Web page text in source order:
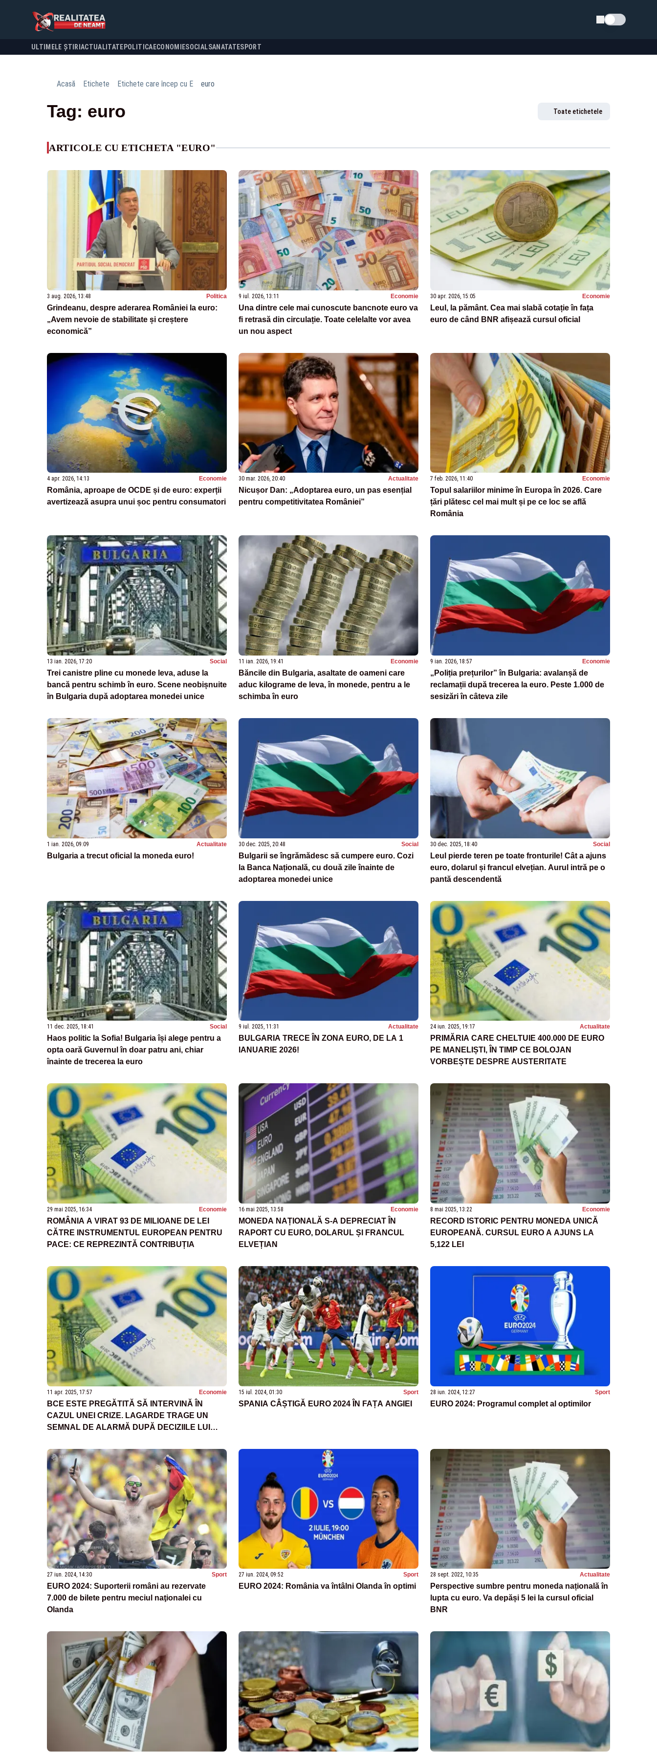
Schimba tema
ULTIMELE ȘTIRI ACTUALITATE POLITICA ECONOMIESOCIALSANATATESPORT
Acasă Etichete Etichete care încep cu E euro
Tag: euro Toate etichetele
ARTICOLE CU ETICHETA "EURO"
3 aug. 2026, 13:48 Politica
Grindeanu, despre aderarea României la euro:
„Avem nevoie de stabilitate și creștere
economică”
9 iul. 2026, 13:11 Economie
Una dintre cele mai cunoscute bancnote euro va
fi retrasă din circulație. Toate celelalte vor avea
un nou aspect
30 apr. 2026, 15:05 Economie
Leul, la pământ. Cea mai slabă cotație în fața
euro de când BNR afișează cursul oficial
4 apr. 2026, 14:13 Economie
România, aproape de OCDE și de euro: experții
avertizează asupra unui șoc pentru consumatori
30 mar. 2026, 20:40 Actualitate
Nicușor Dan: „Adoptarea euro, un pas esențial
pentru competitivitatea României”
7 feb. 2026, 11:40 Economie
Topul salariilor minime în Europa în 2026. Care
țări plătesc cel mai mult și pe ce loc se află
România
13 ian. 2026, 17:20 Social
Trei canistre pline cu monede leva, aduse la
bancă pentru schimb în euro. Scene neobișnuite
în Bulgaria după adoptarea monedei unice
11 ian. 2026, 19:41 Economie
Băncile din Bulgaria, asaltate de oameni care
aduc kilograme de leva, în monede, pentru a le
schimba în euro
9 ian. 2026, 18:57 Economie
„Poliția prețurilor” în Bulgaria: avalanșă de
reclamații după trecerea la euro. Peste 1.000 de
sesizări în câteva zile
1 ian. 2026, 09:09 Actualitate
Bulgaria a trecut oficial la moneda euro!
30 dec. 2025, 20:48 Social
Bulgarii se îngrămădesc să cumpere euro. Cozi
la Banca Națională, cu două zile înainte de
adoptarea monedei unice
30 dec. 2025, 18:40 Social
Leul pierde teren pe toate fronturile! Cât a ajuns
euro, dolarul și francul elvețian. Aurul intră pe o
pantă descendentă
11 dec. 2025, 18:41 Social
Haos politic la Sofia! Bulgaria își alege pentru a
opta oară Guvernul în doar patru ani, chiar
înainte de trecerea la euro
9 iul. 2025, 11:31 Actualitate
BULGARIA TRECE ÎN ZONA EURO, DE LA 1
IANUARIE 2026!
24 iun. 2025, 19:17 Actualitate
PRIMĂRIA CARE CHELTUIE 400.000 DE EURO
PE MANELIȘTI, ÎN TIMP CE BOLOJAN
VORBEȘTE DESPRE AUSTERITATE
29 mai 2025, 16:34 Economie
ROMÂNIA A VIRAT 93 DE MILIOANE DE LEI
CĂTRE INSTRUMENTUL EUROPEAN PENTRU
PACE: CE REPREZINTĂ CONTRIBUȚIA
16 mai 2025, 13:58 Economie
MONEDA NAȚIONALĂ S-A DEPRECIAT ÎN
RAPORT CU EURO, DOLARUL ȘI FRANCUL
ELVEȚIAN
8 mai 2025, 13:22 Economie
RECORD ISTORIC PENTRU MONEDA UNICĂ
EUROPEANĂ. CURSUL EURO A AJUNS LA
5,122 LEI
11 apr. 2025, 17:57 Economie
BCE ESTE PREGĂTITĂ SĂ INTERVINĂ ÎN
CAZUL UNEI CRIZE. LAGARDE TRAGE UN
SEMNAL DE ALARMĂ DUPĂ DECIZIILE LUI
15 iul. 2024, 01:30 Sport
SPANIA CÂȘTIGĂ EURO 2024 ÎN FAȚA ANGIEI
28 iun. 2024, 12:27 Sport
EURO 2024: Programul complet al optimilor
27 iun. 2024, 14:30 Sport
EURO 2024: Suporterii români au rezervate
7.000 de bilete pentru meciul naţionalei cu
Olanda
27 iun. 2024, 09:52 Sport
EURO 2024: România va întâlni Olanda în optimi
28 sept. 2022, 10:35 Actualitate
Perspective sumbre pentru moneda națională în
lupta cu euro. Va depăși 5 lei la cursul oficial
BNR